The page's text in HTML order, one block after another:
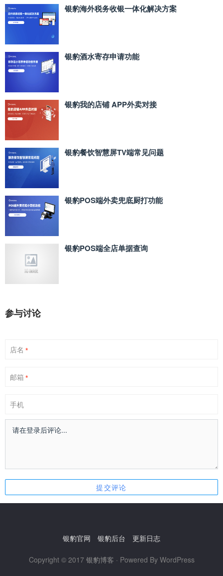
银豹海外税务收银一体化解决方案
银豹酒水寄存申请功能
银豹我的店铺 APP外卖对接
银豹餐饮智慧屏TV端常见问题
银豹POS端外卖兜底厨打功能
银豹POS端全店单据查询
参与讨论
店名 *
邮箱 *
手机
银豹官网 银豹后台 更新日志
Copyright © 2017 银豹博客 · Powered By WordPress